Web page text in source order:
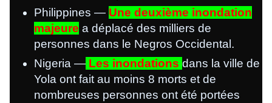
Philippines — Une deuxième inondation
majeure a déplacé des milliers de
personnes dans le Negros Occidental.
Nigeria — Les inondations dans la ville de
Yola ont fait au moins 8 morts et de
nombreuses personnes ont été portées